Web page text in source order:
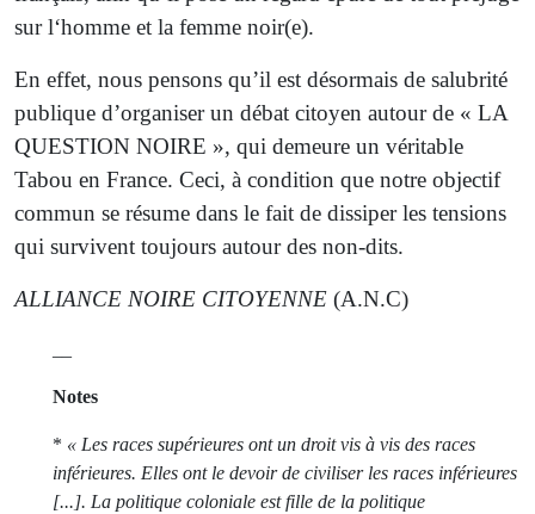
sur l‘homme et la femme noir(e).
En effet, nous pensons qu’il est désormais de salubrité
publique d’organiser un débat citoyen autour de « LA
QUESTION NOIRE », qui demeure un véritable
Tabou en France. Ceci, à condition que notre objectif
commun se résume dans le fait de dissiper les tensions
qui survivent toujours autour des non-dits.
ALLIANCE NOIRE CITOYENNE (A.N.C)
Notes
* « Les races supérieures ont un droit vis à vis des races
inférieures. Elles ont le devoir de civiliser les races inférieures
[...]. La politique coloniale est fille de la politique